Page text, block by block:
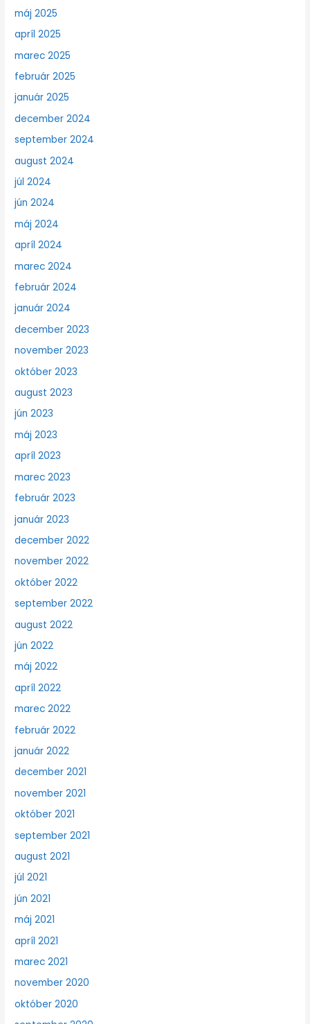
máj 2025
apríl 2025
marec 2025
február 2025
január 2025
december 2024
september 2024
august 2024
júl 2024
jún 2024
máj 2024
apríl 2024
marec 2024
február 2024
január 2024
december 2023
november 2023
október 2023
august 2023
jún 2023
máj 2023
apríl 2023
marec 2023
február 2023
január 2023
december 2022
november 2022
október 2022
september 2022
august 2022
jún 2022
máj 2022
apríl 2022
marec 2022
február 2022
január 2022
december 2021
november 2021
október 2021
september 2021
august 2021
júl 2021
jún 2021
máj 2021
apríl 2021
marec 2021
november 2020
október 2020